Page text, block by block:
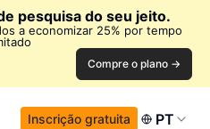
pesquisa do seu jeito.
a economizar 25% por tempo
Compre o plano →
Inscrição gratuita PT